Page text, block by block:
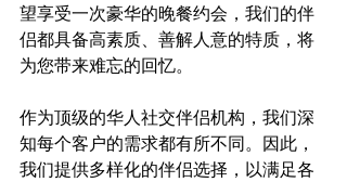
望享受一次豪华的晚餐约会，我们的伴
侣都具备高素质、善解人意的特质，将
为您带来难忘的回忆。
作为顶级的华人社交伴侣机构，我们深
知每个客户的需求都有所不同。因此，
我们提供多样化的伴侣选择，以满足各